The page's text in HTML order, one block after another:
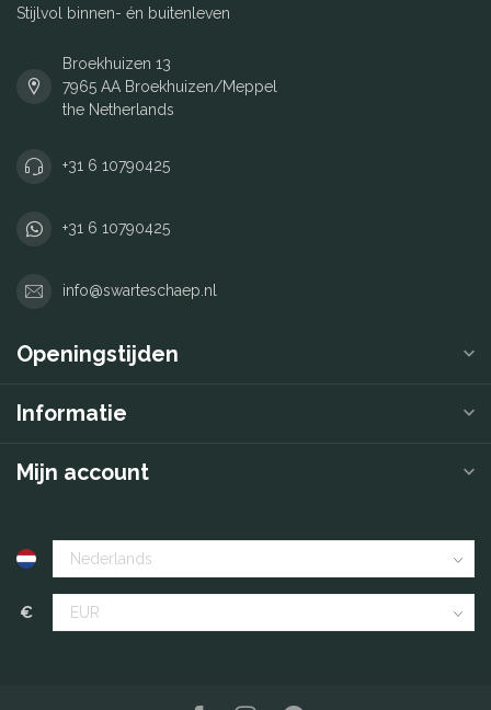
Stijlvol binnen- én buitenleven
Broekhuizen 13
7965 AA Broekhuizen/Meppel
the Netherlands
+31 6 10790425
+31 6 10790425
info@swarteschaep.nl
Openingstijden
Informatie
Mijn account
€